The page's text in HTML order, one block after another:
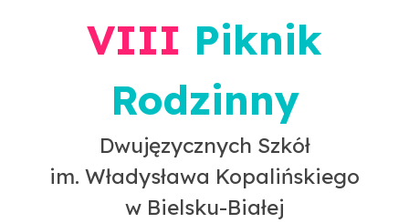
VIII Piknik
Rodzinny
Dwujęzycznych Szkół
im. Władysława Kopalińskiego
w Bielsku-Białej